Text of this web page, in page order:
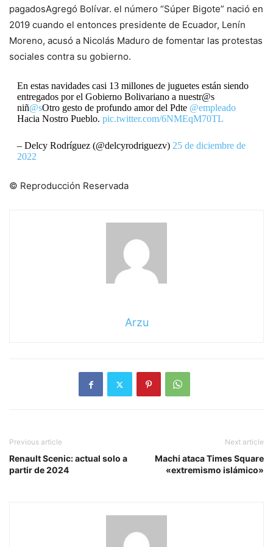
pagadosAgregó Bolívar. el número “Súper Bigote” nació en
2019 cuando el entonces presidente de Ecuador, Lenín
Moreno, acusó a Nicolás Maduro de fomentar las protestas
sociales contra su gobierno.
En estas navidades casi 13 millones de juguetes están siendo
entregados por el Gobierno Bolivariano a nuestr@s
niñ@sOtro gesto de profundo amor del Pdte @empleado
Hacia Nostro Pueblo. pic.twitter.com/6NMEqM70TL
– Delcy Rodríguez (@delcyrodriguezv) 25 de diciembre de
2022
© Reproducción Reservada
Arzu
Previous article
Renault Scenic: actual solo a
partir de 2024
Next article
Machi ataca Times Square
«extremismo islámico»